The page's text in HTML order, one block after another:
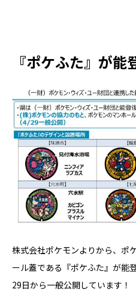
『ポケふた』が
株式会社ポケモンよりから、ポ
ール蓋である『ポケふた』が能
29日から一般公開しています！